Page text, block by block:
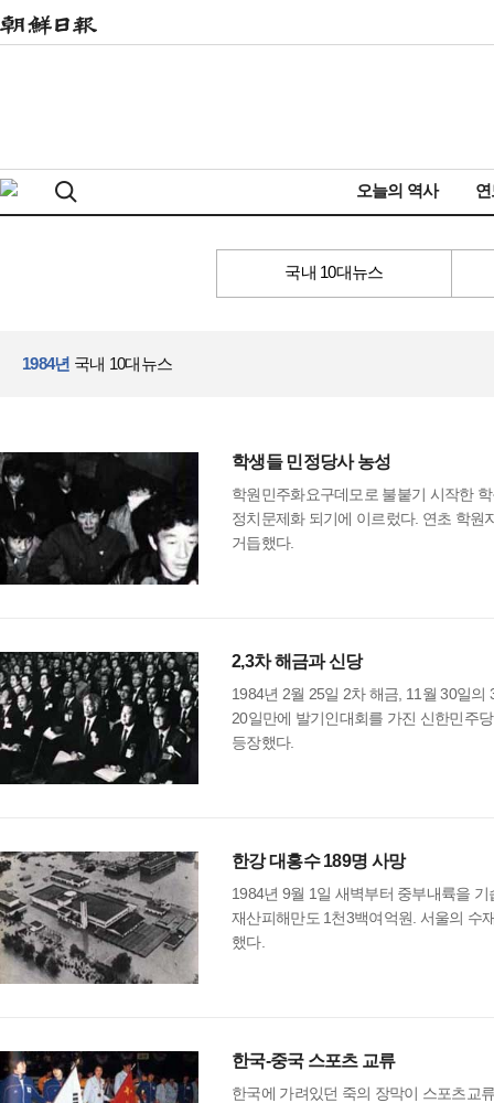
오늘의 역사
국내 10대뉴스
1984년 국내 10대뉴스
학생들 민정당사 농성
학원민주화요구데모로 불붙기 시작한
정치문제화 되기에 이르렀다. 연초 학원
거듭했다.
2,3차 해금과 신당
1984년 2월 25일 2차 해금, 11월 30일
20일만에 발기인대회를 가진 신한민주
등장했다.
한강 대홍수 189명 사망
1984년 9월 1일 새벽부터 중부내륙을
재산피해만도 1천3백여억원. 서울의 수
했다.
한국-중국 스포츠 교류
한국에 가려있던 죽의 장막이 스포츠교